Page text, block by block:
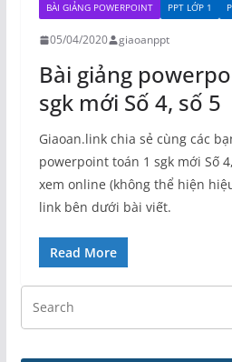
BÀI GIẢNG POWERPOINT PPT LỚP 1
05/04/2020 giaoanppt
Bài giảng
sgk mới Số 4, số 5
Giaoan.link chia sẻ cùng các
powerpoint toán 1 sgk mới Số
xem online (không thể hiện
link bên dưới bài viết.
Read More